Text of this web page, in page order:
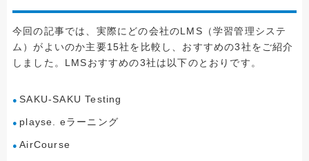
今回の記事では、実際にどの会社のLMS（学習管理システ
ム）がよいのか主要15社を比較し、おすすめの3社をご紹介
しました。LMSおすすめの3社は以下のとおりです。
SAKU-SAKU Testing
playse. eラーニング
AirCourse